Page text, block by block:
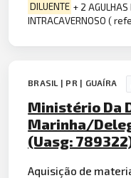
DILUENTE + 2 AGULHAS
INTRACAVERNOSO (
BRASIL | PR | GUAÍRA
Ministério Da
Marinha/
(Uasg:
Aquisição de